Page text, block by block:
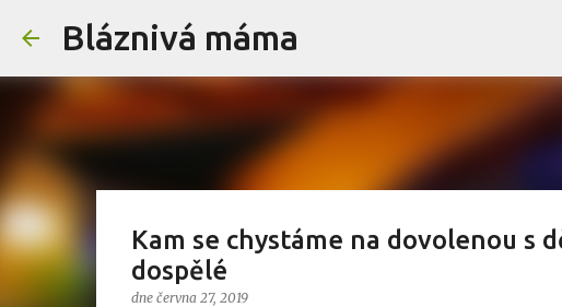
Bláznivá máma
Kam se chystáme na dovolenou s
dospělé
dne června 27, 2019